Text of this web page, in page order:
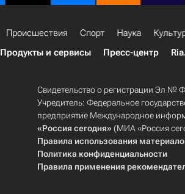
Происшествия Спорт Наука
Продукты и сервисы Пресс-центр
Свидетельство о регистрации Эл №
Учредитель: Федеральное
предприятие Международное
«Россия сегодня» (МИА «Россия
Правила использования
Политика конфиденциальности
Правила применения